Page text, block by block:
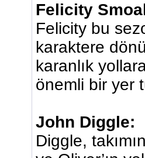
Felicity
Felicity bu
karaktere
karanlık
önemli bir yer
John Diggle:
Diggle,